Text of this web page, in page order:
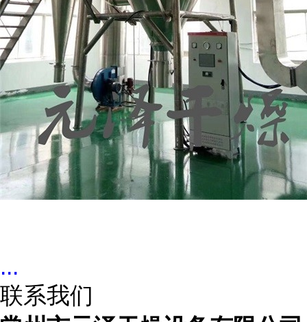
...
联系我们